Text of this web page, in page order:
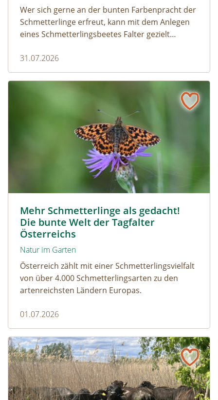
Wer sich gerne an der bunten Farbenpracht der
Schmetterlinge erfreut, kann mit dem Anlegen
eines Schmetterlingsbeetes Falter gezielt
dürfen ausreichend mitgedacht werden. Denn
ohne Raupen gibt es keine schönen
Schmetterlinge!
31.07.2026
Mehr Schmetterlinge als gedacht!
Die bunte Welt der Tagfalter
Österreichs
Natur im Garten
Österreich zählt mit einer Schmetterlingsvielfalt
von über 4.000 Schmetterlingsarten zu den
artenreichsten Ländern Europas.
01.07.2026
Mehr Schmetterlinge als gedacht! Die bunte Welt der
Naturmagazin: Die Rückkehr der Big Five im Weinviertel
Die Rückkehr der Big Five im Weinviertel